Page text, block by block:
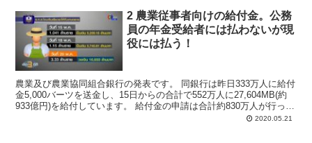
2 農業従事者向けの給付金。公務
員の年金受給者には払わないが現
役には払う！
農業及び農業協同組合銀行の発表です。 同銀行は昨日333万人に給付
金5,000バーツを送金し、15日からの合計で552万人に27,604MB(約
933億円)を給付しています。 給付金の申請は合計約830万人が行って
2020.05.21